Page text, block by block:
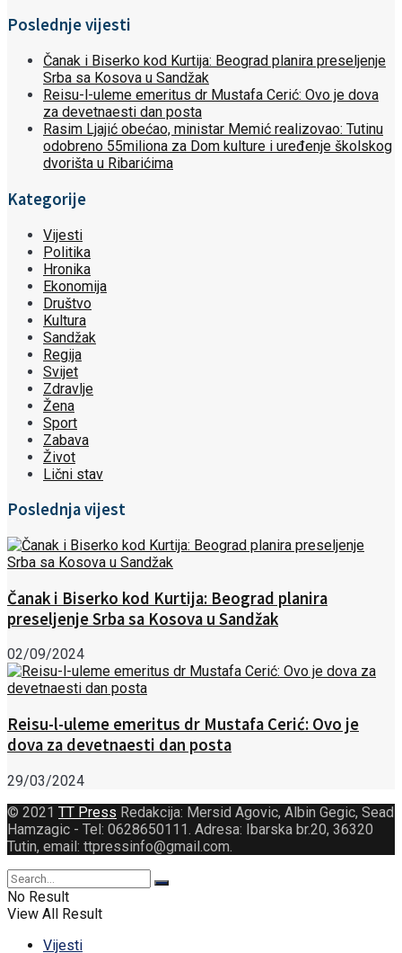
Poslednje vijesti
Čanak i Biserko kod Kurtija: Beograd planira preseljenje
Srba sa Kosova u Sandžak
Reisu-l-uleme emeritus dr Mustafa Cerić: Ovo je dova
za devetnaesti dan posta
Rasim Ljajić obećao, ministar Memić realizovao: Tutinu
odobreno 55miliona za Dom kulture i uređenje školskog
dvorišta u Ribarićima
Kategorije
Vijesti
Politika
Hronika
Ekonomija
Društvo
Kultura
Sandžak
Regija
Svijet
Zdravlje
Žena
Sport
Zabava
Život
Lični stav
Poslednja vijest
Čanak i Biserko kod Kurtija: Beograd planira
preseljenje Srba sa Kosova u Sandžak
02/09/2024
Reisu-l-uleme emeritus dr Mustafa Cerić: Ovo je
dova za devetnaesti dan posta
29/03/2024
© 2021 TT Press Redakcija: Mersid Agovic, Albin Gegic, Sead
Hamzagic - Tel: 0628650111. Adresa: Ibarska br.20, 36320
Tutin, email: ttpressinfo@gmail.com.
No Result
View All Result
Vijesti